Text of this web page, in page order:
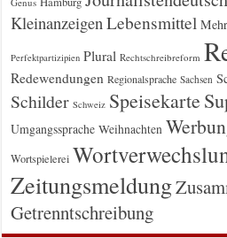
Kleinanzeigen Lebensmittel
Perfektpartizipien Plural Rechtschreibreform
Redewendungen Regionalsprache Sachsen
Schilder Schweiz Speisekarte
Umgangssprache Weihnachten
Wortspielerei
Zeitungsmeldung
Getrenntschreibung